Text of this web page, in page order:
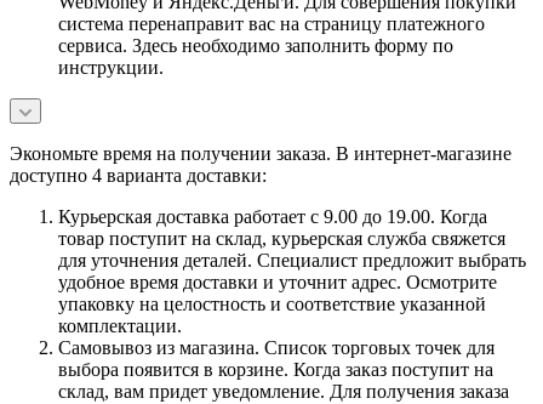
система перенаправит вас на страницу платежного
сервиса. Здесь необходимо заполнить форму по
инструкции.
Экономьте время на получении заказа. В интернет-магазине
доступно 4 варианта доставки:
Курьерская доставка работает с 9.00 до 19.00. Когда
товар поступит на склад, курьерская служба свяжется
для уточнения деталей. Специалист предложит выбрать
удобное время доставки и уточнит адрес. Осмотрите
упаковку на целостность и соответствие указанной
комплектации.
Самовывоз из магазина. Список торговых точек для
выбора появится в корзине. Когда заказ поступит на
склад, вам придет уведомление. Для получения заказа